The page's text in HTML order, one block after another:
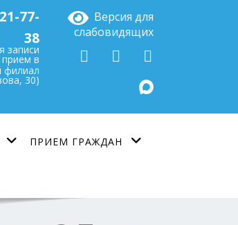
77-
38
записи
прием в
30)
Версия для
слабовидящих
ПРИЕМ ГРАЖДАН